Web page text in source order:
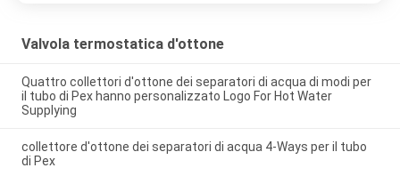
Valvola termostatica d'ottone
Quattro collettori d'ottone dei separatori di acqua di modi per
il tubo di Pex hanno personalizzato Logo For Hot Water
Supplying
collettore d'ottone dei separatori di acqua 4-Ways per il tubo
di Pex